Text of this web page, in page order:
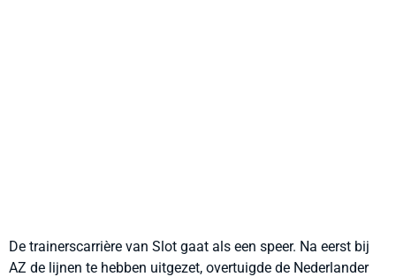
De trainerscarrière van Slot gaat als een speer. Na eerst bij
AZ de lijnen te hebben uitgezet, overtuigde de Nederlander